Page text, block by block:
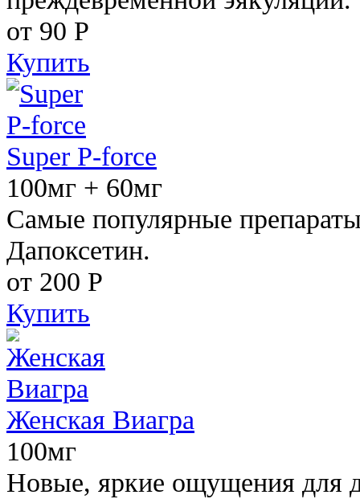
от 90 Р
Купить
Super P-force
100мг + 60мг
Самые популярные
Дапоксетин.
от 200 Р
Купить
Женская Виагра
100мг
Новые, яркие ощущения для